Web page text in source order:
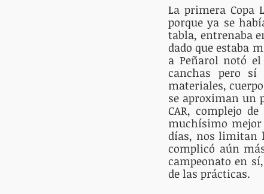
La primera Copa
porque ya se
tabla, entrenaba
dado que estaba
a Peñarol notó
canchas pero
materiales,
se aproximan un
CAR, complejo
muchísimo mejor
días, nos limitan
complicó aún
campeonato en
de las prácticas.